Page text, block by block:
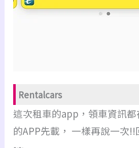
Rentalcars
這次租車的app，領車資訊
的APP先載， 一樣再說一次